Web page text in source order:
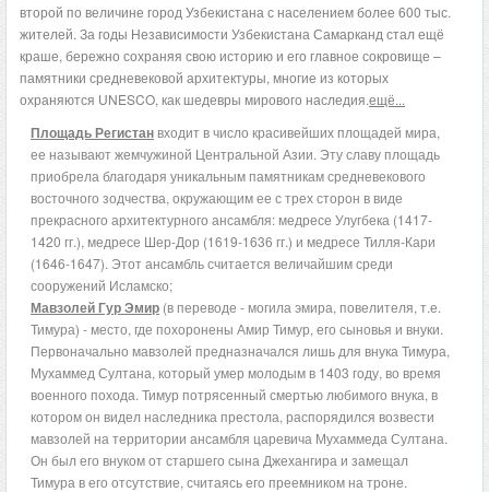
второй по величине город Узбекистана с населением более 600 тыс.
жителей. За годы Независимости Узбекистана Самарканд стал ещё
краше, бережно сохраняя свою историю и его главное сокровище –
памятники средневековой архитектуры, многие из которых
охраняются UNESCO, как шедевры мирового наследия.ещё...
Площадь Регистан входит в число красивейших площадей мира,
ее называют жемчужиной Центральной Азии. Эту славу площадь
приобрела благодаря уникальным памятникам средневекового
восточного зодчества, окружающим ее с трех сторон в виде
прекрасного архитектурного ансамбля: медресе Улугбека (1417-
1420 гг.), медресе Шер-Дор (1619-1636 гг.) и медресе Тилля-Кари
(1646-1647). Этот ансамбль считается величайшим среди
сооружений Исламско;
Мавзолей Гур Эмир (в переводе - могила эмира, повелителя, т.е.
Тимура) - место, где похоронены Амир Тимур, его сыновья и внуки.
Первоначально мавзолей предназначался лишь для внука Тимура,
Мухаммед Султана, который умер молодым в 1403 году, во время
военного похода. Тимур потрясенный смертью любимого внука, в
котором он видел наследника престола, распорядился возвести
мавзолей на территории ансамбля царевича Мухаммеда Султана.
Он был его внуком от старшего сына Джехангира и замещал
Тимура в его отсутствие, считаясь его преемником на троне.